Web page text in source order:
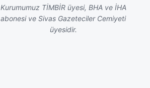
Kurumumuz TİMBİR üyesi, BHA ve İHA
abonesi ve Sivas Gazeteciler Cemiyeti
üyesidir.